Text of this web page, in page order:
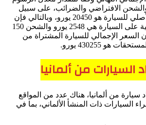
والشحن الافتراضي والضرائب، على سبيل
المثال السعر الأصلي للسيارة هو 20450 يورو، وبالتالي فإن
الرسوم الجمركية على السيارة هي 2548 يورو والشحن 150
السعر الإجمالي للسيارة المشتراة من
هو 430255 يورو.
السيارات من ألمانيا
سيارة من ألمانيا، هناك عدد من المواقع
السيارات ذات المنشأ الألماني، بما في